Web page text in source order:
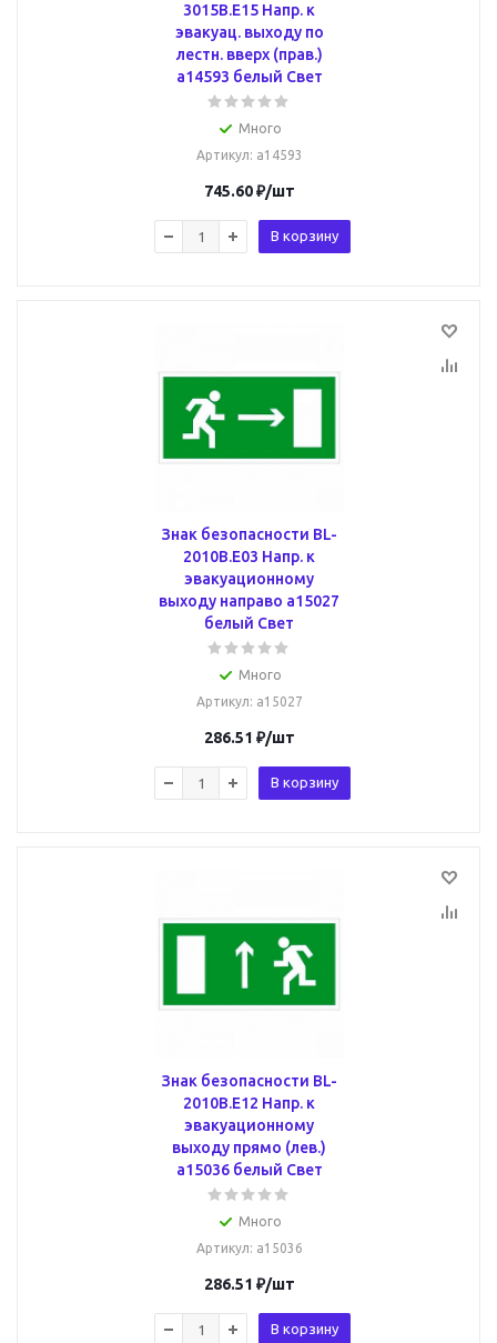
3015B.E15 Напр. к
эвакуац. выходу по
лестн. вверх (прав.)
a14593 белый Свет
Много
Артикул: a14593
745.60₽/шт
В корзину
Знак безопасности BL-
2010B.E03 Напр. к
эвакуационному
выходу направо a15027
белый Свет
Много
Артикул: a15027
286.51 ₽/шт
В корзину
Знак безопасности BL-
2010B.E12 Напр. к
эвакуационному
выходу прямо (лев.)
a15036 белый Свет
Много
Артикул: a15036
286.51 ₽/шт
В корзину